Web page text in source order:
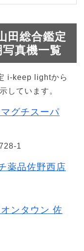
田総合鑑定
真機一覧
i-keep lightから
しています。
グチスーパ
1
薬品佐野西店
ンタウン 佐